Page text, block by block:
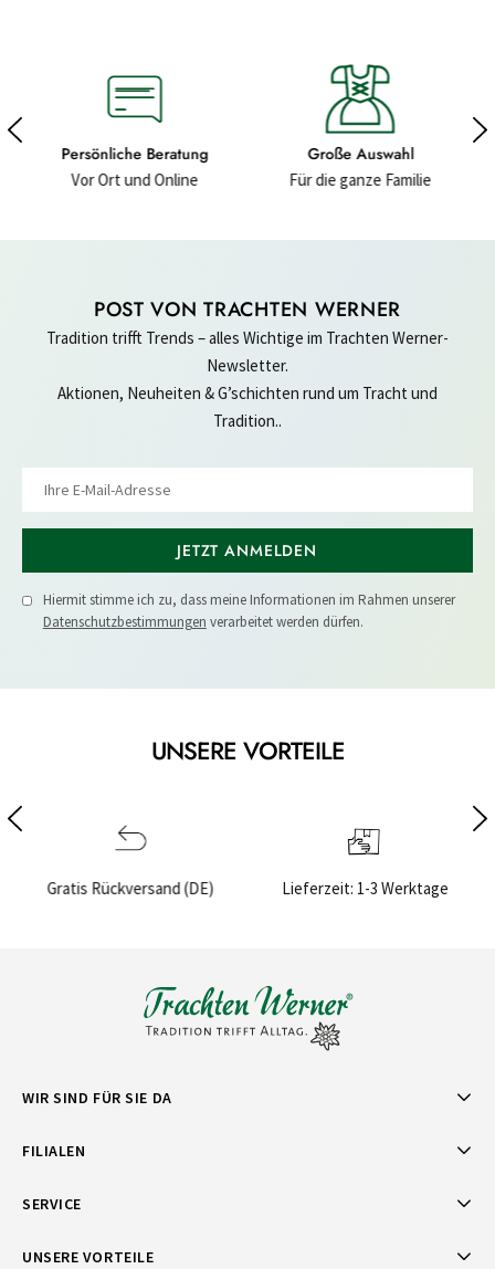
Große Auswahl
Für die ganze Familie
Hochwertige
Für ein gutes Gefühl
POST VON TRACHTEN WERNER
Tradition trifft Trends – alles Wichtige im Trachten Werner-
Newsletter.
Aktionen, Neuheiten & G’schichten rund um Tracht und
Tradition..
JETZT ANMELDEN
Hiermit stimme ich zu, dass meine Informationen im Rahmen unserer
Datenschutzbestimmungen verarbeitet werden dürfen.
UNSERE VORTEILE
(DE) Lieferzeit: 1-3 Werktage Sichere
WIR SIND FÜR SIE DA
FILIALEN
SERVICE
UNSERE VORTEILE